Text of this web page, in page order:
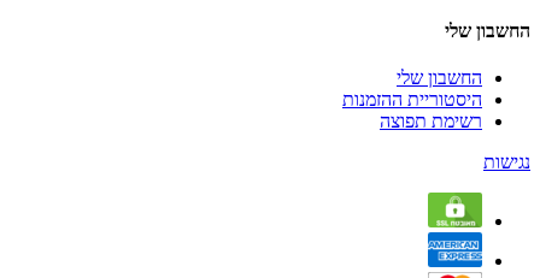
החשבון שלי
החשבון שלי
היסטוריית ההזמנות
רשימת תפוצה
נגישות